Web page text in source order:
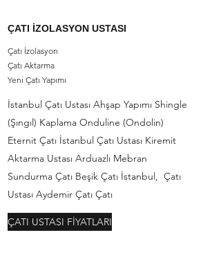
ÇATI İZOLASYON USTASI
Çatı İzolasyon
Çatı Aktarma
Yeni Çatı Yapımı
İstanbul Çatı Ustası Ahşap Yapımı Shingle
(Şıngıl) Kaplama Onduline (Ondolin)
Eternit Çatı İstanbul Çatı Ustası Kiremit
Aktarma Ustası Arduazlı Mebran
Sundurma Çatı Beşik Çatı İstanbul, Çatı
Ustası Aydemir Çatı Çatı
ÇATI USTASI FİYATLARI